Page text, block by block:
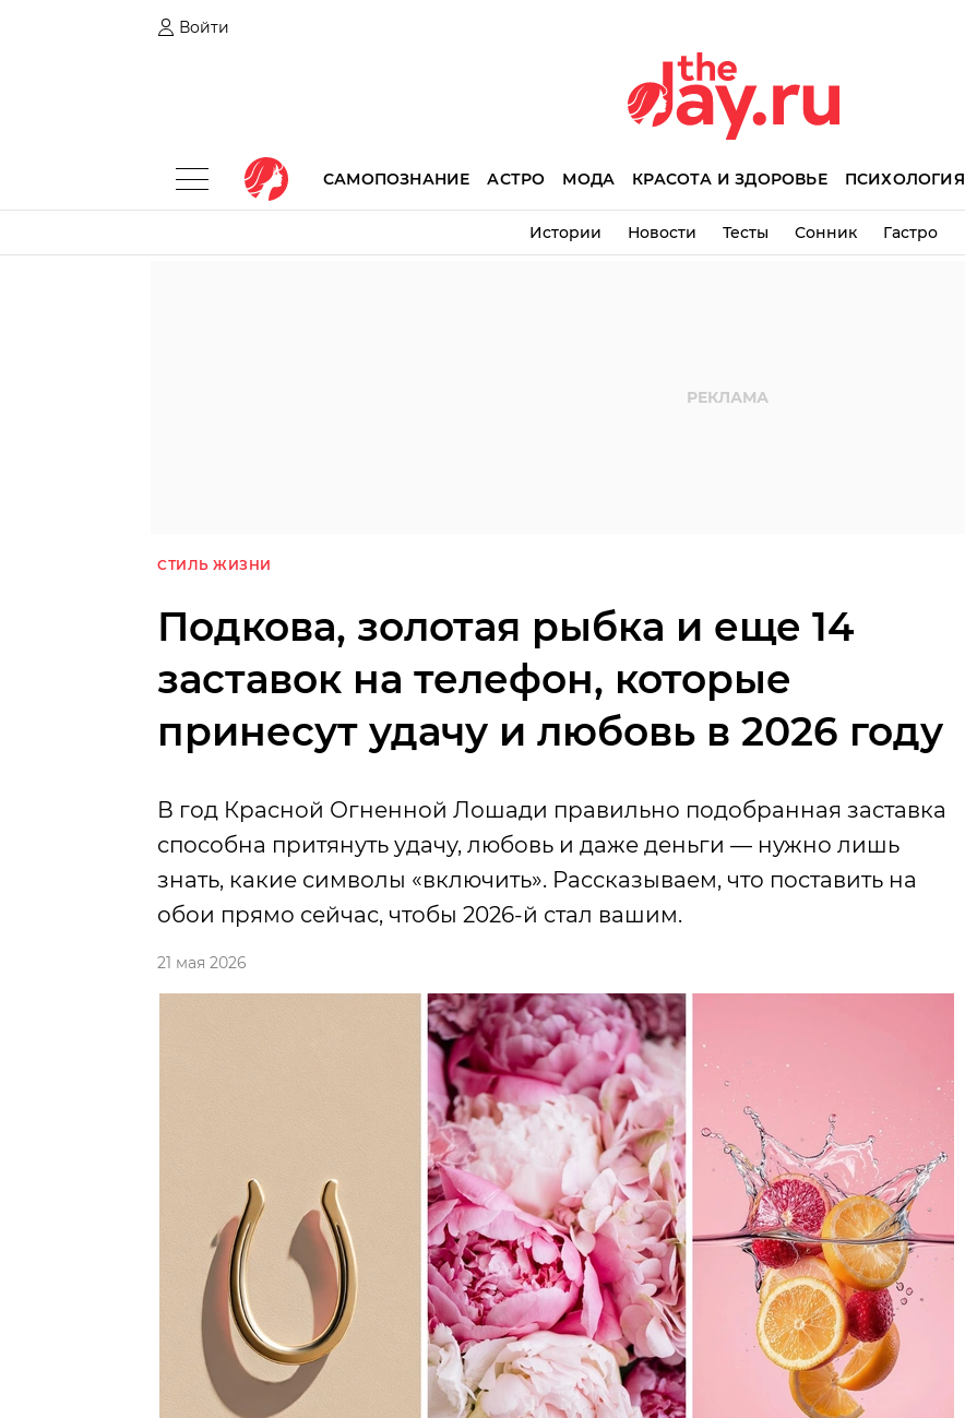
Войти
САМОПОЗНАНИЕ АСТРО МОДА КРАСОТА И ЗДОРОВЬЕ ПСИХОЛОГИЯ
Истории Новости Тесты Сонник Гастро
СТИЛЬ ЖИЗНИ
Подкова, золотая рыбка и еще 14
заставок на телефон, которые
принесут удачу и любовь в 2026 году
В год Красной Огненной Лошади правильно подобранная заставка
способна притянуть удачу, любовь и даже деньги — нужно лишь
знать, какие символы «включить». Рассказываем, что поставить на
обои прямо сейчас, чтобы 2026-й стал вашим.
21 мая 2026